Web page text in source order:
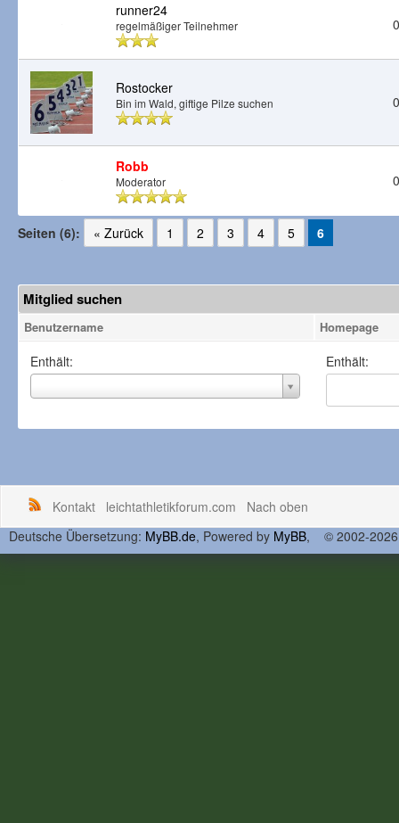
runner24
regelmäßiger Teilnehmer
Rostocker
Bin im Wald, giftige Pilze suchen
Robb
Moderator
Seiten (6): « Zurück 1 2 3 4 5 6
Mitglied suchen
Benutzername Homepage
Enthält:
Benutzername
Enthält:
Kontakt leichtathletikforum.com
Nach oben
Deutsche Übersetzung: MyBB.de, Powered by MyBB, © 2002-